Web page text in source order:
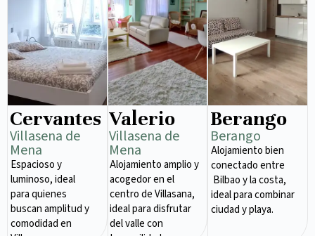
Cervantes
Villasena de
Mena​
Espacioso y
luminoso, ideal
para quienes
buscan amplitud y
comodidad en
Valerio
Villasena de
Mena​
Alojamiento amplio y
acogedor en el
centro de Villasana,
ideal para disfrutar
del valle con
Berango
Berango
Alojamiento bien
conectado entre
Bilbao y la costa,
ideal para combinar
ciudad y playa.